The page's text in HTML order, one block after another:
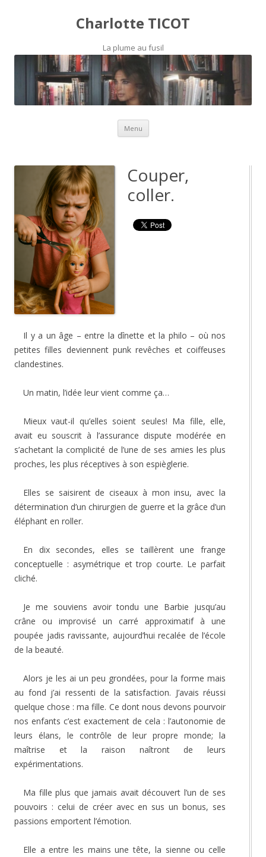
Charlotte TICOT
La plume au fusil
Menu Skip to content
Couper,
coller.
Il y a un âge – entre la dînette et la philo – où nos
petites filles deviennent punk revêches et coiffeuses
clandestines.
Un matin, l’idée leur vient comme ça…
Mieux vaut-il qu’elles soient seules! Ma fille, elle,
avait eu souscrit à l’assurance dispute modérée en
s’achetant la complicité de l’une de ses amies les plus
proches, les plus réceptives à son espièglerie.
Elles se saisirent de ciseaux à mon insu, avec la
détermination d’un chirurgien de guerre et la grâce d’un
éléphant en roller.
En dix secondes, elles se taillèrent une frange
conceptuelle : asymétrique et trop courte. Le parfait
cliché.
Je me souviens avoir tondu une Barbie jusqu’au
crâne ou improvisé un carré approximatif à une
poupée jadis ravissante, aujourd’hui recalée de l’école
de la beauté.
Alors je les ai un peu grondées, pour la forme mais
au fond j’ai ressenti de la satisfaction. J’avais réussi
quelque chose : ma fille. Ce dont nous devons pourvoir
nos enfants c’est exactement de cela : l’autonomie de
leurs élans, le contrôle de leur propre monde; la
maîtrise et la raison naîtront de leurs
expérimentations.
Ma fille plus que jamais avait découvert l’un de ses
pouvoirs : celui de créer avec en sus un bonus, ses
passions emportent l’émotion.
Elle a entre les mains une tête, la sienne ou celle